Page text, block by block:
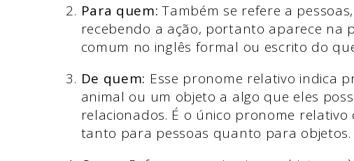
Para quem: Também se refere a
recebendo a ação, portanto aparece na
comum no inglês formal ou escrito do
De quem: Esse pronome relativo indica
animal ou um objeto a algo que eles
relacionados. É o único pronome
tanto para pessoas quanto para objetos.